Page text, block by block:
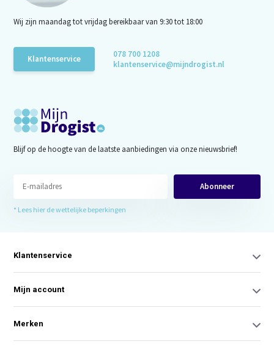
Wij zijn maandag tot vrijdag bereikbaar van 9:30 tot 18:00
Klantenservice
078 700 1208
klantenservice@mijndrogist.nl
Blijf op de hoogte van de laatste aanbiedingen via onze nieuwsbrief!
Abonneer
* Lees hier de wettelijke beperkingen
Klantenservice
Mijn account
Merken